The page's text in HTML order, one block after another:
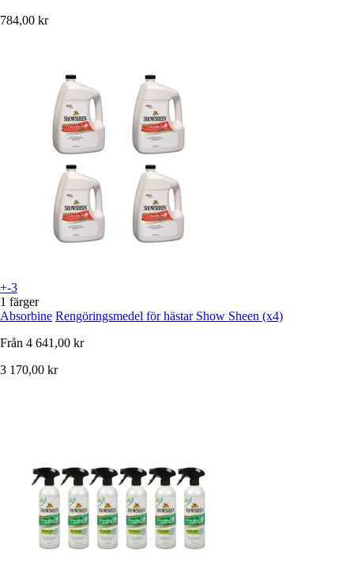
784,00 kr
+-3
1 färger
Absorbine Rengöringsmedel för hästar Show Sheen (x4)
Från 4 641,00 kr
3 170,00 kr